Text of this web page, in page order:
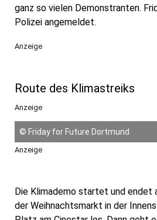
ganz so vielen Demonstranten.
Polizei angemeldet.
Anzeige
Route des Klimastreiks
Anzeige
© Friday for Future Dortmund
Anzeige
Die Klimademo startet und endet
der Weihnachtsmarkt in der